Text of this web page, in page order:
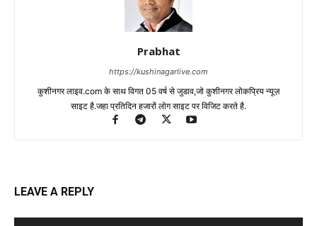
Prabhat
https://kushinagarlive.com
कुशीनगर लाइव.com के साथ विगत 05 वर्ष से जुडाव,जो कुशीनगर लोकप्रिय न्यूज़
साइट है.जहा प्रतिदिन हजारों लोग साइट पर विजिट करते है.
LEAVE A REPLY